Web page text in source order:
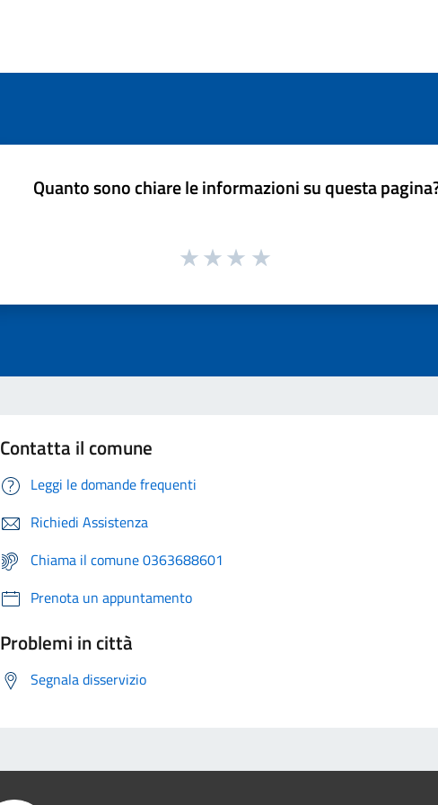
Quanto sono chiare le informazioni su questa
Contatta il comune
Leggi le domande frequenti
Richiedi Assistenza
Chiama il comune 0363688601
Prenota un appuntamento
Problemi in città
Segnala disservizio